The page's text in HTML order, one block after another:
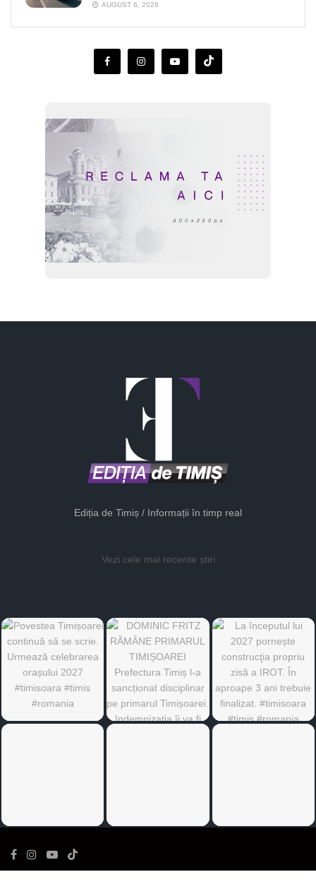
AUGUST 6, 2026
Ediția de Timiș / Informații în timp real
Vezi cele mai recente știri